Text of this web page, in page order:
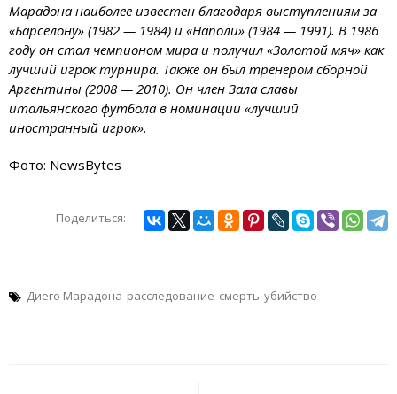
Марадона наиболее известен благодаря выступлениям за
«Барселону» (1982 — 1984) и «Наполи» (1984 — 1991). В 1986
году он стал чемпионом мира и получил «Золотой мяч» как
лучший игрок турнира. Также он был тренером сборной
Аргентины (2008 — 2010). Он член Зала славы
итальянского футбола в номинации «лучший
иностранный игрок».
Фото: NewsBytes
Поделиться:
Диего Марадона расследование смерть убийство